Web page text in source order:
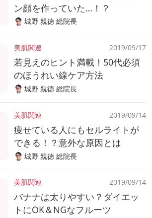
ン顔を作っていた…！？
城野 親徳 総院長
美肌関連 2019/09/17
若見えのヒント満載！50代必須
のほうれい線ケア方法
城野 親徳 総院長
美肌関連 2019/09/14
痩せている人にもセルライトが
できる！？意外な原因とは
城野 親徳 総院長
美肌関連 2019/09/14
バナナは太りやすい？ダイエッ
トにOK＆NGなフルーツ